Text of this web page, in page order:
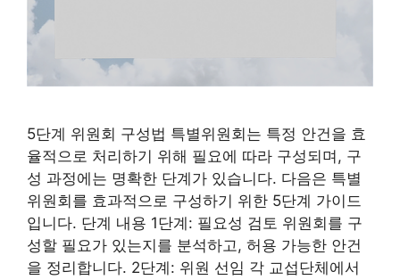
5단계 위원회 구성법 특별위원회는 특정 안건을 효
율적으로 처리하기 위해 필요에 따라 구성되며, 구
성 과정에는 명확한 단계가 있습니다. 다음은 특별
위원회를 효과적으로 구성하기 위한 5단계 가이드
입니다. 단계 내용 1단계: 필요성 검토 위원회를 구
성할 필요가 있는지를 분석하고, 허용 가능한 안건
을 정리합니다. 2단계: 위원 선임 각 교섭단체에서